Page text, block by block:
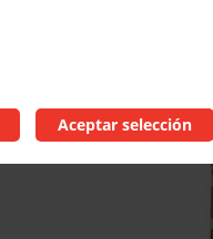
Aceptar selección